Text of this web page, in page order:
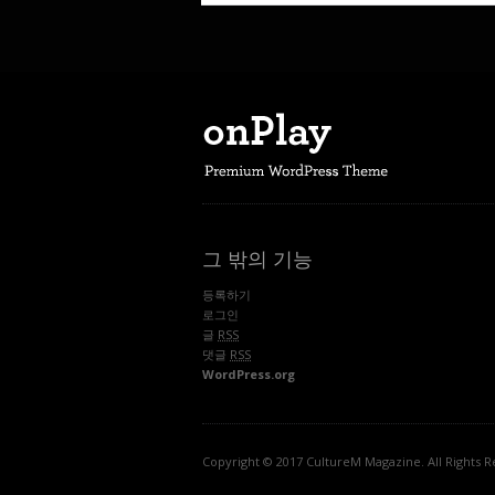
그 밖의 기능
등록하기
로그인
글 RSS
댓글 RSS
WordPress.org
Copyright © 2017 CultureM Magazine. All Rights